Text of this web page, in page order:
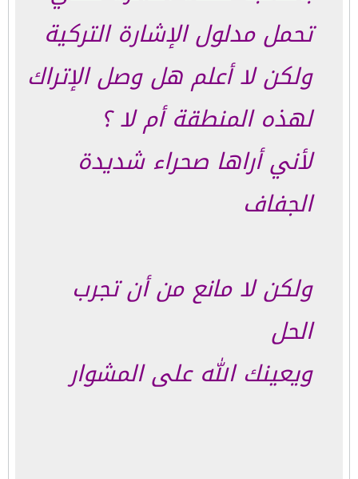
تحمل مدلول الإشارة التركية
ولكن لا أعلم هل وصل الإتراك
لهذه المنطقة أم لا ؟
لأني أراها صحراء شديدة
الجفاف
ولكن لا مانع من أن تجرب
الحل
ويعينك الله على المشوار